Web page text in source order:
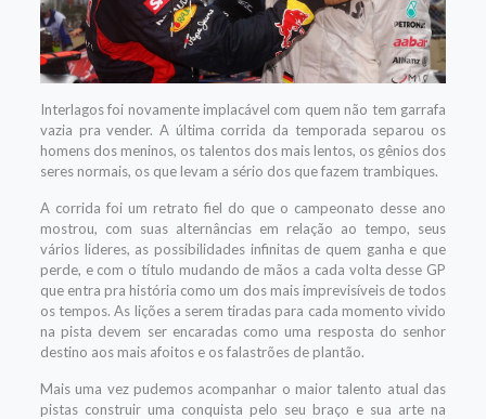
Interlagos foi novamente implacável com quem não tem garrafa
vazia pra vender. A última corrida da temporada separou os
homens dos meninos, os talentos dos mais lentos, os gênios dos
seres normais, os que levam a sério dos que fazem trambiques.
A corrida foi um retrato fiel do que o campeonato desse ano
mostrou, com suas alternâncias em relação ao tempo, seus
vários lideres, as possibilidades infinitas de quem ganha e que
perde, e com o título mudando de mãos a cada volta desse GP
que entra pra história como um dos mais imprevisíveis de todos
os tempos. As lições a serem tiradas para cada momento vivido
na pista devem ser encaradas como uma resposta do senhor
destino aos mais afoitos e os falastrões de plantão.
Mais uma vez pudemos acompanhar o maior talento atual das
pistas construir uma conquista pelo seu braço e sua arte na